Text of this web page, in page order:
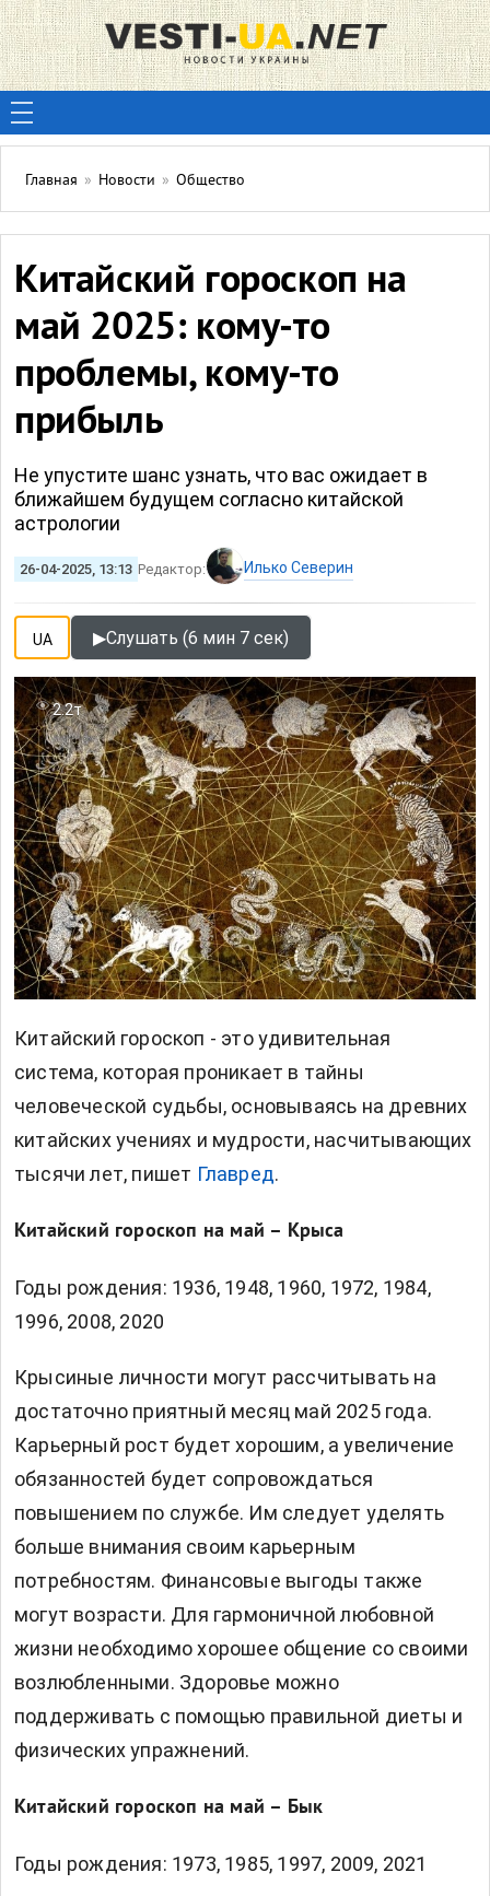
Главная » Новости » Общество
Китайский гороскоп на
май 2025: кому-то
проблемы, кому-то
прибыль
Не упустите шанс узнать, что вас ожидает в
ближайшем будущем согласно китайской
астрологии
26-04-2025, 13:13 Редактор: Илько Северин
UA ▶Слушать (6 мин 7 сек)
2.2т
Китайский гороскоп - это удивительная
система, которая проникает в тайны
человеческой судьбы, основываясь на древних
китайских учениях и мудрости, насчитывающих
тысячи лет, пишет Главред.
Китайский гороскоп на май – Крыса
Годы рождения: 1936, 1948, 1960, 1972, 1984,
1996, 2008, 2020
Крысиные личности могут рассчитывать на
достаточно приятный месяц май 2025 года.
Карьерный рост будет хорошим, а увеличение
обязанностей будет сопровождаться
повышением по службе. Им следует уделять
больше внимания своим карьерным
потребностям. Финансовые выгоды также
могут возрасти. Для гармоничной любовной
жизни необходимо хорошее общение со своими
возлюбленными. Здоровье можно
поддерживать с помощью правильной диеты и
физических упражнений.
Китайский гороскоп на май – Бык
Годы рождения: 1973, 1985, 1997, 2009, 2021